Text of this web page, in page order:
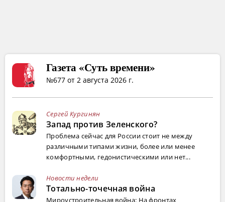
Газета «Суть времени»
№677 от 2 августа 2026 г.
Сергей Кургинян
Запад против Зеленского?
Проблема сейчас для России стоит не между
различными типами жизни, более или менее
комфортными, гедонистическими или нет...
Новости недели
Тотально-точечная война
Мироустроительная война: На фронтах